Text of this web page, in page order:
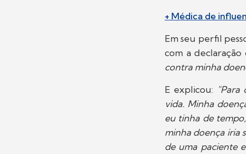
+ Médica de
Em seu perfil
com a declaração
contra minha
E explicou: "Para
vida. Minha
eu tinha de
minha doença iria
de uma paciente